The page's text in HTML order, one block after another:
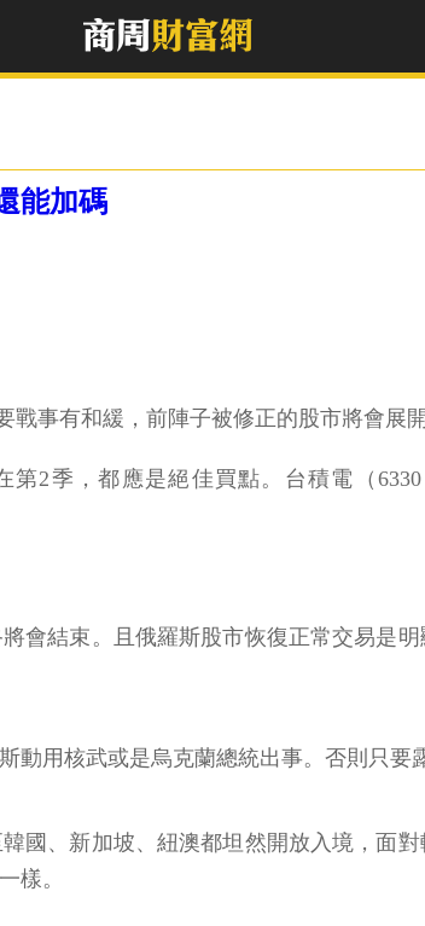
能加碼
事有和緩，前陣子被修正的股市將會展開
2季，都應是絕佳買點。台積電（
會結束。且俄羅斯股市恢復正常交易是
用核武或是烏克蘭總統出事。否則只要
國、新加坡、紐澳都坦然開放入境，面
樣。